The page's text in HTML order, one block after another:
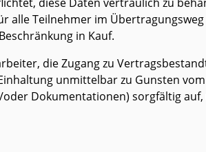
Teilnehmer im
in Kauf.
die Zugang zu
unmittelbar zu Gunsten
Dokumentationen) sorgfältig